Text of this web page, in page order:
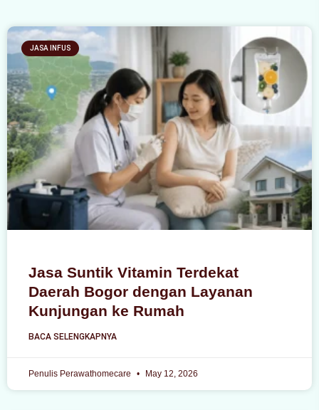
JASA INFUS
Jasa Suntik Vitamin Terdekat
Daerah Bogor dengan Layanan
Kunjungan ke Rumah
BACA SELENGKAPNYA
Penulis Perawathomecare May 12, 2026